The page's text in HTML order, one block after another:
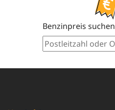
Benzinpreis suchen